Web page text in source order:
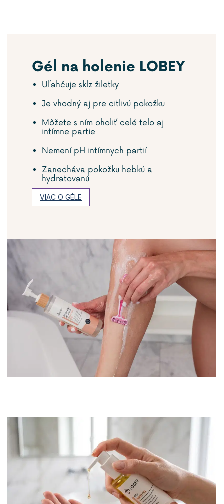
Gél na holenie LOBEY
Uľahčuje sklz žiletky
Je vhodný aj pre citlivú pokožku
Môžete s ním oholiť celé telo aj
intímne partie
Nemení pH intímnych partií
Zanecháva pokožku hebkú a
hydratovanú
VIAC O GÉLE